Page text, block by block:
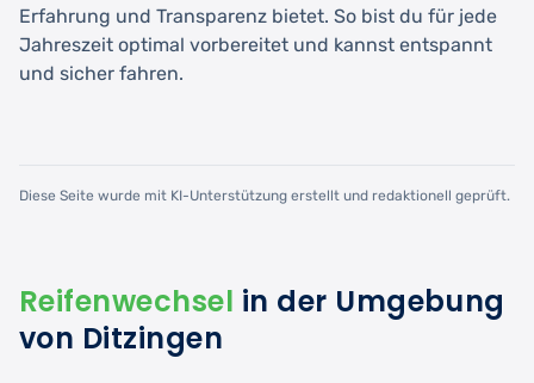
Erfahrung und Transparenz bietet. So bist du für jede
Jahreszeit optimal vorbereitet und kannst entspannt
und sicher fahren.
Diese Seite wurde mit KI-Unterstützung erstellt und redaktionell geprüft.
Reifenwechsel in der Umgebung
von Ditzingen